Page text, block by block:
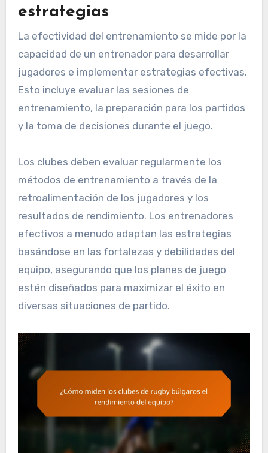
estrategias
La efectividad del entrenamiento se mide por la
capacidad de un entrenador para desarrollar
jugadores e implementar estrategias efectivas.
Esto incluye evaluar las sesiones de
entrenamiento, la preparación para los partidos
y la toma de decisiones durante el juego.
Los clubes deben evaluar regularmente los
métodos de entrenamiento a través de la
retroalimentación de los jugadores y los
resultados de rendimiento. Los entrenadores
efectivos a menudo adaptan las estrategias
basándose en las fortalezas y debilidades del
equipo, asegurando que los planes de juego
estén diseñados para maximizar el éxito en
diversas situaciones de partido.